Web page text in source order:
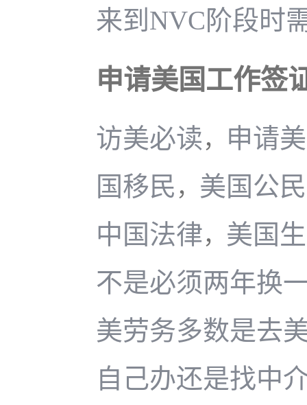
来到NVC阶段时
申请美国工作签
访美必读，
申请
国移民 ， 美国公
中国法律， 美国
不是必须两年换
美劳务多数是去
自己办还是找中